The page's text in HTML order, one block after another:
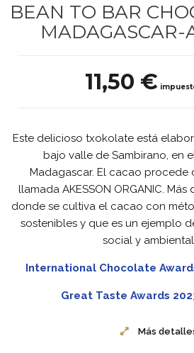
BEAN TO BAR
MADAGASCAR-
11,50 €
Este delicioso txokolate está
bajo valle de Sambirano, en
Madagascar. El cacao procede
llamada AKESSON ORGANIC.
donde se cultiva el cacao con
sostenibles y que es un ejemplo
social y
International Chocolate
Great Taste Awards
Más